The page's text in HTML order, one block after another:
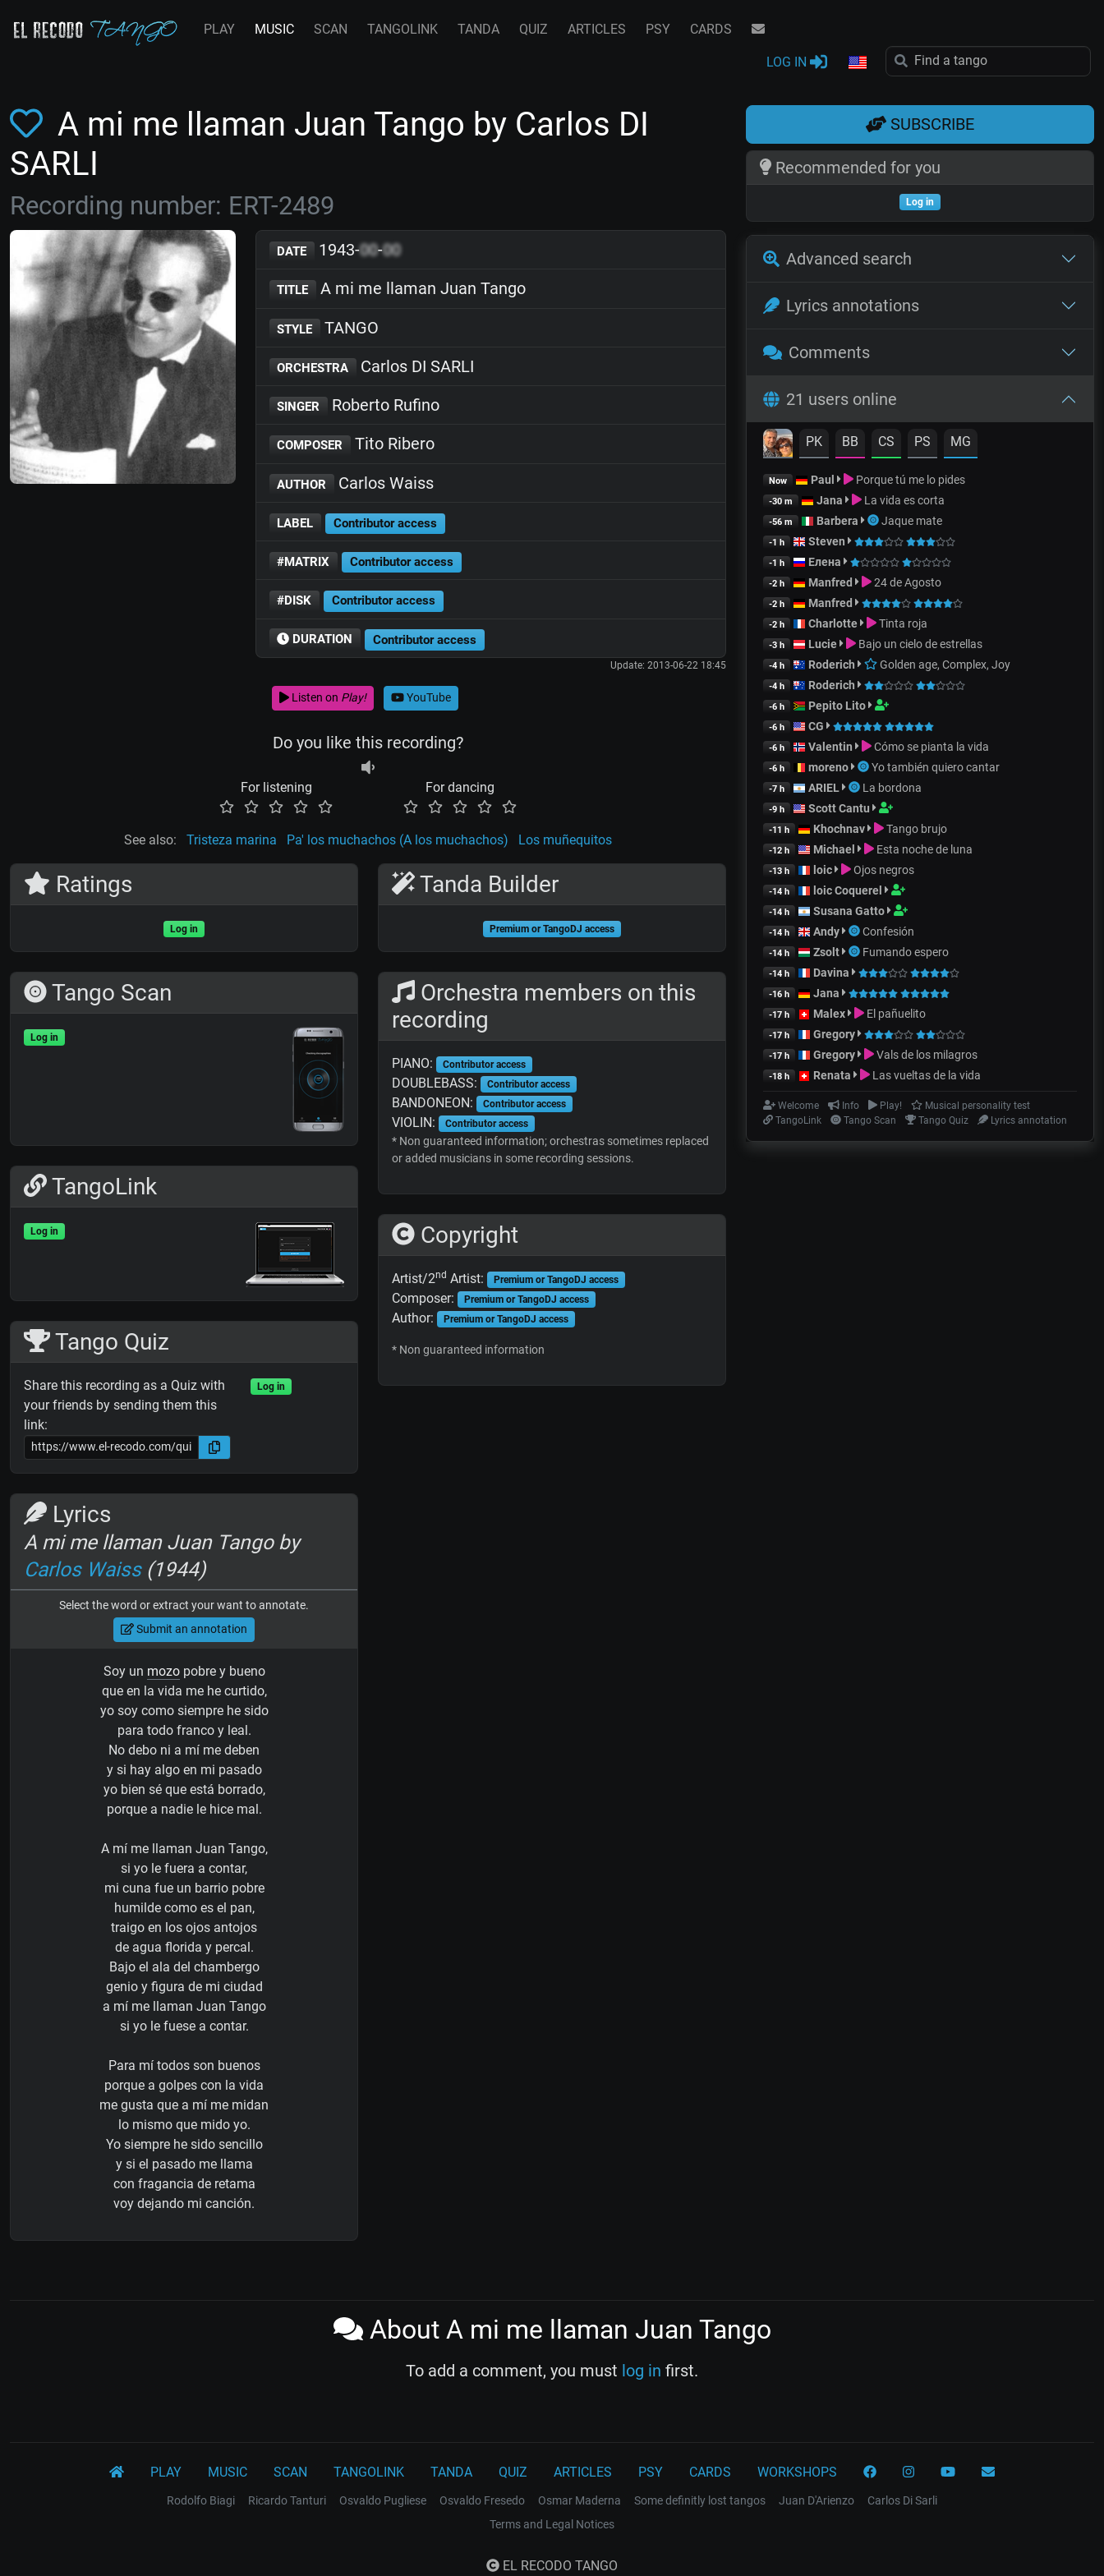
PLAY MUSIC SCAN TANGOLINK TANDA QUIZ ARTICLES PSY CARDS
LOG IN
A mi me llaman Juan Tango by Carlos DI
SARLI
Recording number: ERT-2489
DATE 1943-00-00
TITLE A mi me llaman Juan Tango
STYLE TANGO
ORCHESTRA Carlos DI SARLI
SINGER Roberto Rufino
COMPOSER Tito Ribero
AUTHOR Carlos Waiss
LABEL Contributor access
#MATRIX Contributor access
#DISK Contributor access
DURATION Contributor access
Update: 2013-06-22 18:45
Listen on Play! YouTube
Do you like this recording?
For listening For dancing
See also: Tristeza marina Pa' los muchachos (A los muchachos) Los muñequitos
Ratings
Log in
Tango Scan
Log in
TangoLink
Log in
Tango Quiz
Share this recording as a Quiz with
your friends by sending them this
link:
Log in
Lyrics
A mi me llaman Juan Tango by
Carlos Waiss(1944)
Select the word or extract your want to annotate.
Submit an annotation
Soy un mozopobre y bueno
que en la vida me he curtido,
yo soy como siempre he sido
para todo franco y leal.
No debo ni a mí me deben
y si hay algo en mi pasado
yo bien sé que está borrado,
porque a nadie le hice mal.
A mí me llaman Juan Tango,
si yo le fuera a contar,
mi cuna fue un barrio pobre
humilde como es el pan,
traigo en los ojos antojos
de agua florida y percal.
Bajo el ala del chambergo
genio y figura de mi ciudad
a mí me llaman Juan Tango
si yo le fuese a contar.
Para mí todos son buenos
porque a golpes con la vida
me gusta que a mí me midan
lo mismo que mido yo.
Yo siempre he sido sencillo
y si el pasado me llama
con fragancia de retama
voy dejando mi canción.
Tanda Builder
Premium or TangoDJ access
Orchestra members on this
recording
PIANO: Contributor access
DOUBLEBASS: Contributor access
BANDONEON: Contributor access
VIOLIN: Contributor access
* Non guaranteed information; orchestras sometimes replaced
or added musicians in some recording sessions.
Copyright
Artist/2nd Artist: Premium or TangoDJ access
Composer: Premium or TangoDJ access
Author: Premium or TangoDJ access
* Non guaranteed information
SUBSCRIBE
Recommended for you
Log in
Advanced search
Lyrics annotations
Comments
21 users online
PK BB CS PS MG
Now Paul Porque tú me lo pides
-30 m Jana La vida es corta
-56 m Barbera Jaque mate
-1 h Steven
-1 h Елена
-2 h Manfred 24 de Agosto
-2 h Manfred
-2 h Charlotte Tinta roja
-3 h Lucie Bajo un cielo de estrellas
-4 h Roderich Golden age, Complex, Joy
-4 h Roderich
-6 h Pepito Lito
-6 h CG
-6 h Valentin Cómo se pianta la vida
-6 h moreno Yo también quiero cantar
-7 h ARIEL La bordona
-9 h Scott Cantu
-11 h Khochnav Tango brujo
-12 h Michael Esta noche de luna
-13 h loic Ojos negros
-14 h loic Coquerel
-14 h Susana Gatto
-14 h Andy Confesión
-14 h Zsolt Fumando espero
-14 h Davina
-16 h Jana
-17 h Malex El pañuelito
-17 h Gregory
-17 h Gregory Vals de los milagros
-18 h Renata Las vueltas de la vida
Welcome Info Play!
Musical personality test
TangoLink
Tango Scan Tango Quiz Lyrics annotation
About A mi me llaman Juan Tango
To add a comment, you must log in first.
PLAY MUSIC SCAN TANGOLINK TANDA QUIZ ARTICLES PSY CARDS WORKSHOPS
Rodolfo Biagi Ricardo Tanturi Osvaldo Pugliese Osvaldo Fresedo Osmar Maderna Some definitly lost tangos Juan D'Arienzo
Carlos Di Sarli
Terms and Legal Notices
EL RECODO TANGO